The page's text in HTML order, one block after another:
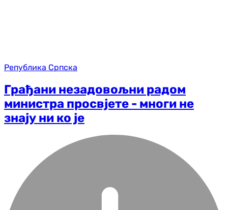
Република Српска
Грађани незадовољни радом
министра просвјете - многи не
знају ни ко је